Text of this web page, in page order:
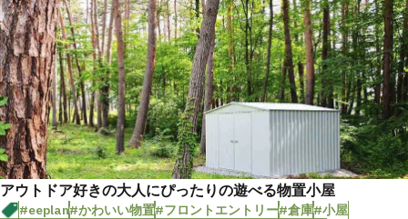
アウトドア好きの大人にぴったりの遊べる物置小屋
#eeplan#かわいい物置#フロントエントリー#倉庫#小屋